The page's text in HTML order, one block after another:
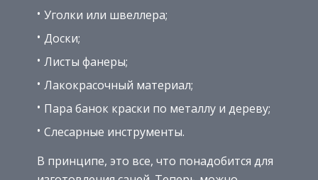
Уголки или швеллера;
Доски;
Листы фанеры;
Лакокрасочный материал;
Пара банок краски по металлу и дереву;
Слесарные инструменты.
В принципе, это все, что понадобится для